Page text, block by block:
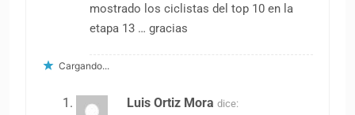
mostrado los ciclistas del top 10 en la
etapa 13 … gracias
Cargando...
Luis Ortiz Mora dice: